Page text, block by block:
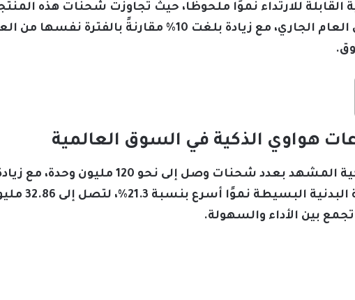
الأشهر التسعة الأولى من العام الجاري، مع زيادة بلغت
هواوي الذكية في السوق العالمية
شهدت
تجمع بين الأداء والسهولة.